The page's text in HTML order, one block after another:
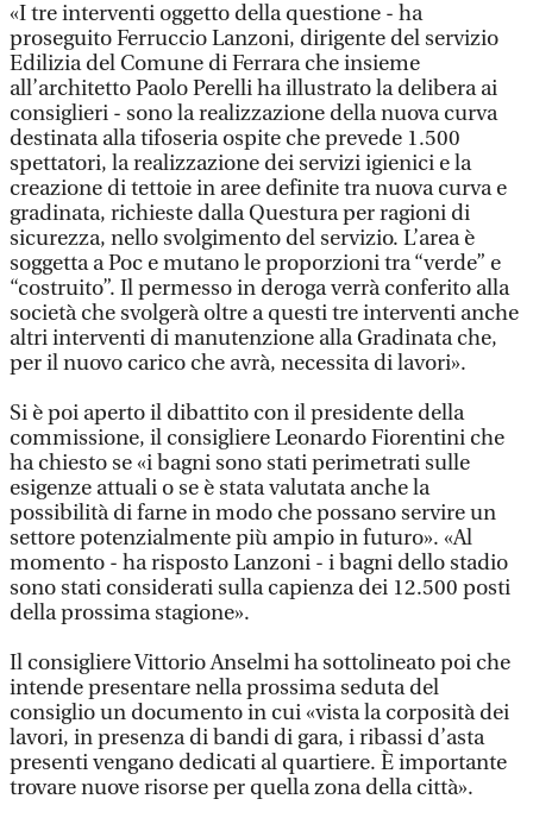
«I tre interventi oggetto della questione - ha
proseguito Ferruccio Lanzoni, dirigente del servizio
Edilizia del Comune di Ferrara che insieme
all’architetto Paolo Perelli ha illustrato la delibera ai
consiglieri - sono la realizzazione della nuova curva
destinata alla tifoseria ospite che prevede 1.500
spettatori, la realizzazione dei servizi igienici e la
creazione di tettoie in aree definite tra nuova curva e
gradinata, richieste dalla Questura per ragioni di
sicurezza, nello svolgimento del servizio. L’area è
soggetta a Poc e mutano le proporzioni tra “verde” e
“costruito”. Il permesso in deroga verrà conferito alla
società che svolgerà oltre a questi tre interventi anche
altri interventi di manutenzione alla Gradinata che,
per il nuovo carico che avrà, necessita di lavori».
Si è poi aperto il dibattito con il presidente della
commissione, il consigliere Leonardo Fiorentini che
ha chiesto se «i bagni sono stati perimetrati sulle
esigenze attuali o se è stata valutata anche la
possibilità di farne in modo che possano servire un
settore potenzialmente più ampio in futuro». «Al
momento - ha risposto Lanzoni - i bagni dello stadio
sono stati considerati sulla capienza dei 12.500 posti
della prossima stagione».
Il consigliere Vittorio Anselmi ha sottolineato poi che
intende presentare nella prossima seduta del
consiglio un documento in cui «vista la corposità dei
lavori, in presenza di bandi di gara, i ribassi d’asta
presenti vengano dedicati al quartiere. È importante
trovare nuove risorse per quella zona della città».